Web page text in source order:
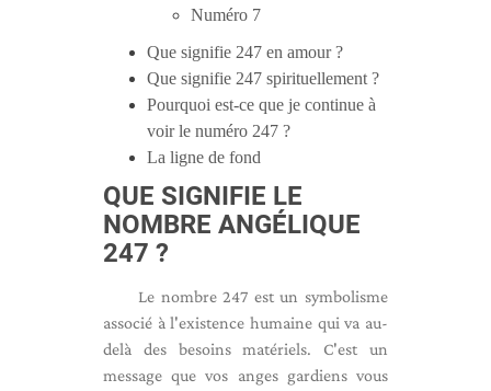
Numéro 7
Que signifie 247 en amour ?
Que signifie 247 spirituellement ?
Pourquoi est-ce que je continue à
voir le numéro 247 ?
La ligne de fond
QUE SIGNIFIE LE
NOMBRE ANGÉLIQUE
247 ?
Le nombre 247 est un symbolisme
associé à l'existence humaine qui va au-
delà des besoins matériels. C'est un
message que vos anges gardiens vous